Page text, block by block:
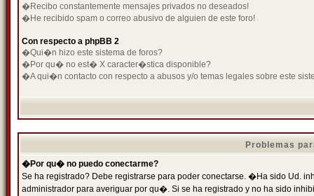
�Recibo constantemente mensajes privados no deseados!
�He recibido spam o correo abusivo de alguien de este foro!
Con respecto a phpBB 2
�Qui�n hizo este sistema de foros?
�Por qu� no est� X caracter�stica disponible?
�A qui�n contacto con respecto a abusos y/o temas legales sobre este
Problemas
�Por qu� no puedo conectarme?
Se ha registrado? Debe registrarse para poder conectarse. �Ha sido Ud.
administrador para averiguar por qu�. Si se ha registrado y no ha sido